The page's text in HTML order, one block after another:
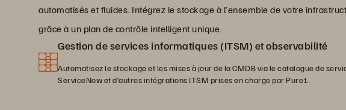
automatisés et fluides. Intégrez le stockage à l’ensemble de votre
grâce à un plan de contrôle intelligent unique.
Gestion de services informatiques (ITSM) et observabilité
Automatisez le stockage et les mises à jour de la CMDB via le catalogue de
ServiceNow et d’autres intégrations ITSM prises en charge par Pure1.